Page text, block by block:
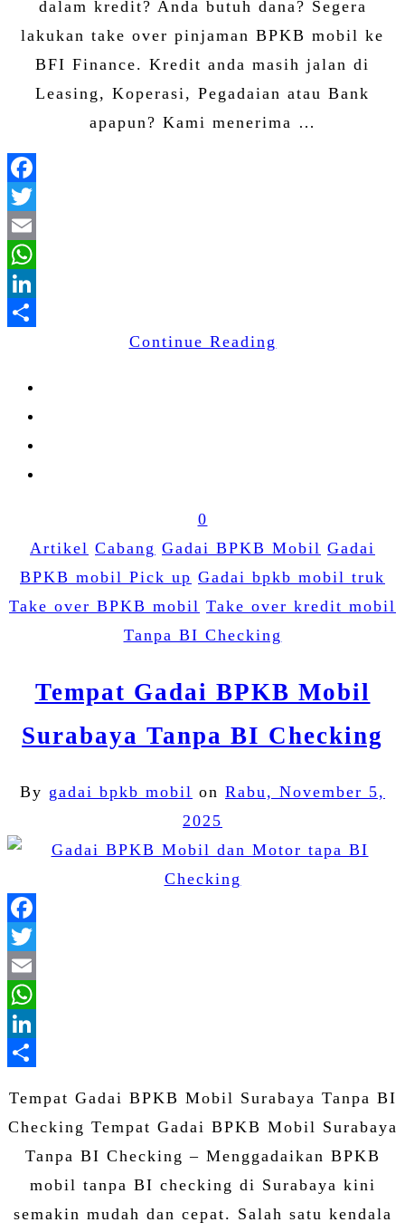
dalam kredit? Anda butuh dana? Segera
lakukan take over pinjaman BPKB mobil ke
BFI Finance. Kredit anda masih jalan di
Leasing, Koperasi, Pegadaian atau Bank
apapun? Kami menerima …
Share
Continue Reading
0
Artikel Cabang Gadai BPKB Mobil Gadai
BPKB mobil Pick up Gadai bpkb mobil truk
Take over BPKB mobil Take over kredit mobil
Tanpa BI Checking
Tempat Gadai BPKB Mobil
Surabaya Tanpa BI Checking
By gadai bpkb mobil on Rabu, November 5,
2025
Tempat Gadai BPKB Mobil Surabaya Tanpa BI
Checking Tempat Gadai BPKB Mobil Surabaya
Tanpa BI Checking – Menggadaikan BPKB
mobil tanpa BI checking di Surabaya kini
semakin mudah dan cepat. Salah satu kendala